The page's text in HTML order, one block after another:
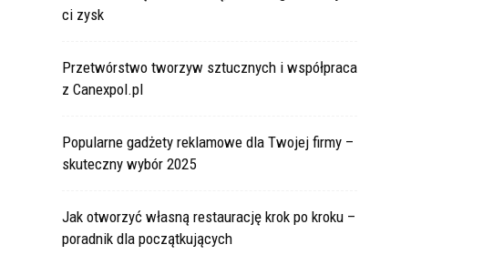
ci zysk
Przetwórstwo tworzyw sztucznych i współpraca
z Canexpol.pl
Popularne gadżety reklamowe dla Twojej firmy –
skuteczny wybór 2025
Jak otworzyć własną restaurację krok po kroku –
poradnik dla początkujących